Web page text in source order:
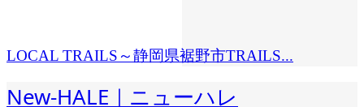
LOCAL TRAILS～静岡県裾野市TRAILS...
New-HALE｜ニューハレ